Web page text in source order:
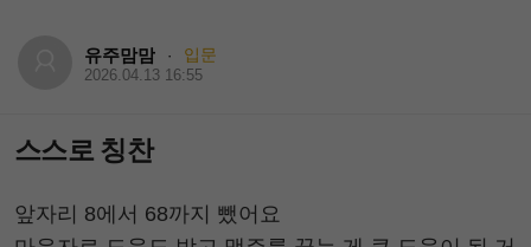
유주맘맘 · 입문
2026.04.13 16:55
스스로 칭찬
앞자리 8에서 68까지 뺐어요